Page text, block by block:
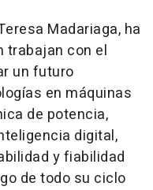
Madariaga, ha
trabajan con el
un futuro
en máquinas
de potencia,
digital,
y fiabilidad
de todo su ciclo